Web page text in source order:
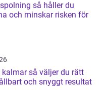
så håller du
och minskar risken för
väljer du rätt
och snyggt resultat